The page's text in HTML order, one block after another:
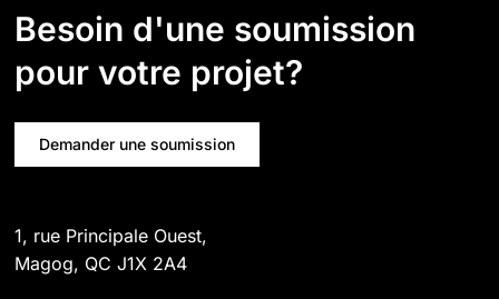
Besoin d'une soumission
pour votre projet?
Demander une soumission
1, rue Principale Ouest,
Magog, QC J1X 2A4